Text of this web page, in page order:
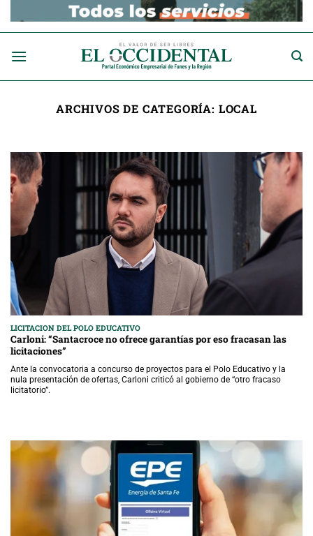
ARCHIVOS DE CATEGORÍA: LOCAL
LICITACION DEL POLO EDUCATIVO
Carloni: “Santacroce no ofrece garantías por eso fracasan las
licitaciones”
Ante la convocatoria a concurso de proyectos para el Polo Educativo y la
nula presentación de ofertas, Carloni criticó al gobierno de “otro fracaso
licitatorio”.